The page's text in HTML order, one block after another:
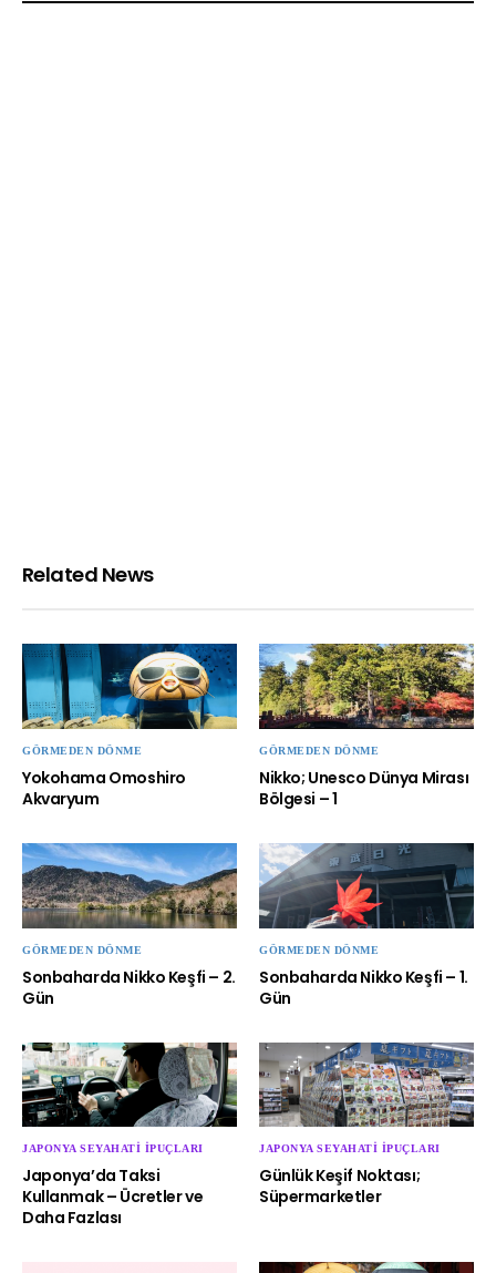
Related News
GÖRMEDEN DÖNME
Yokohama Omoshiro
Akvaryum
GÖRMEDEN DÖNME
Nikko; Unesco Dünya Mirası
Bölgesi – 1
GÖRMEDEN DÖNME
Sonbaharda Nikko Keşfi – 2.
Gün
GÖRMEDEN DÖNME
Sonbaharda Nikko Keşfi – 1.
Gün
JAPONYA SEYAHATI İPUÇLARI
Japonya’da Taksi
Kullanmak – Ücretler ve
Daha Fazlası
JAPONYA SEYAHATI İPUÇLARI
Günlük Keşif Noktası;
Süpermarketler